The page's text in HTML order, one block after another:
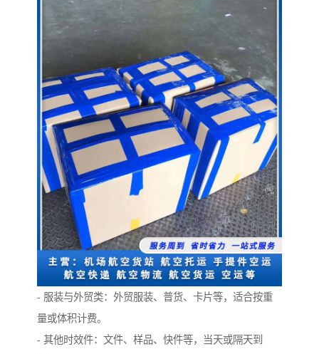
- 服装与外贸类：外贸服装、普货、卡片等，适合按重
量或体积计费。
- 其他时效件：文件、样品、快件等，当天或隔天到